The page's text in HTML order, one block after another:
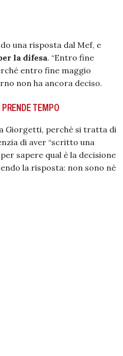
una risposta dal Mef, e
la difesa. “Entro fine
entro fine maggio
non ha ancora deciso.
TEMPO
Giorgetti, perché si tratta di
di aver “scritto una
sapere qual è la decisione
la risposta: non sono né